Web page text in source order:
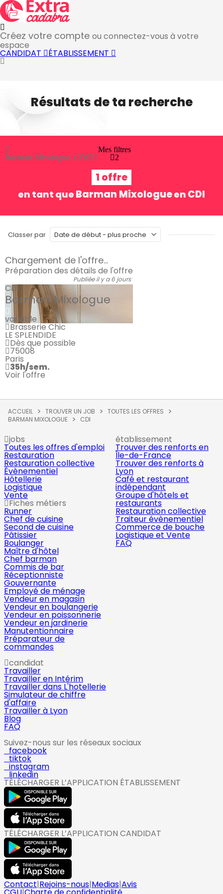
Créez votre compte ou connectez-vous à votre
espace
CANDIDAT ÉTABLISSEMENT
Résultats de ta recherche
Barman Mixologue, CDI2
Mes filtres
2
1 offre
en tant que Barman Mixologueen CDI
Classer par
Chargement de l'offre...
Préparation des détails de l'offre
Publiée il y a 6 jours
CDI
Barman Mixologue
variable
Brasserie Chic
LE SPLENDIDE
Dès que possible
75008
Paris
35h/sem.
Voir l'offre
ACCUEIL TROUVER UN JOB
TOUTES LES OFFRES
BARMAN MIXOLOGUE
CDI
jobs
Toutes les offres d'emploi
Restauration
Restauration collective
Évènementiel
Hôtellerie
Logistique
Vente
Fiches métiers
Runner
Chef de cuisine
Second de cuisine
Pâtissier
Boulanger
Maître d'hôtel
Chef barman
Commis de bar
Réceptionniste
Gouvernante
Employé de ménage
Vendeur en magasin
Vendeur en boulangerie
Vendeur en poissonnerie
Vendeur en jardinerie
Manutentionnaire
Préparateur de
commandes
établissement
Trouver des renforts en
Île-de-France
Trouver des renforts à
Lyon
Café et restaurant
indépendant
Groupe d'hôtels et
restaurants
Restauration collective
Traiteur évènementiel
Commerce de bouche
Logistique et Vente
FAQ
candidat
Travailler
Travailler en Intérim
Travailler dans L'hotellerie
Simulateur de chiffre
d'affaire
Travailler à Lyon
Blog
FAQ
Suivez-nous sur les réseaux sociaux
facebook
tiktok
instagram
linkedin
TÉLÉCHARGER L’APPLICATION ÉTABLISSEMENT
TÉLÉCHARGER L’APPLICATION CANDIDAT
Contact|Rejoins-nous|Medias|Avis